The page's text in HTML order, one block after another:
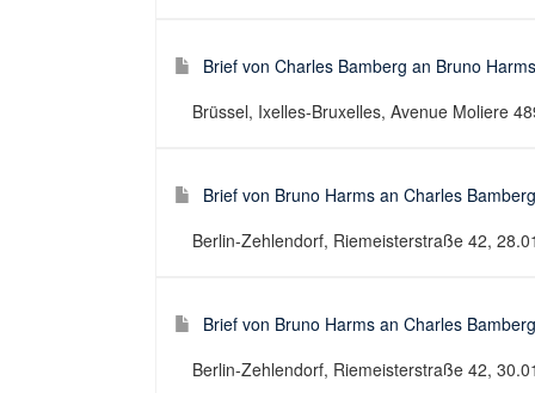
Brief von Charles Bamberg an Bruno Harms
Brüssel, Ixelles-Bruxelles, Avenue Moliere
Brief von Bruno Harms an Charles Bamberg
Berlin-Zehlendorf, Riemeisterstraße 42,
Brief von Bruno Harms an Charles Bamberg
Berlin-Zehlendorf, Riemeisterstraße 42,